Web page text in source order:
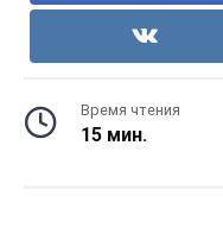
Время чтения
15 мин.